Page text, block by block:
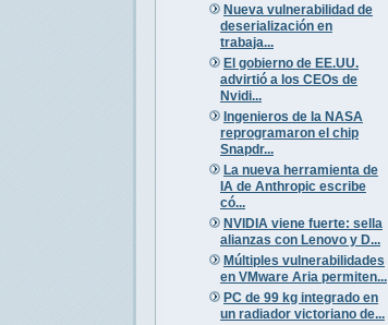
Nueva vulnerabilidad de
deserialización en
trabaja...
El gobierno de EE.UU.
advirtió a los CEOs de
Nvidi...
Ingenieros de la NASA
reprogramaron el chip
Snapdr...
La nueva herramienta de
IA de Anthropic escribe
có...
NVIDIA viene fuerte: sella
alianzas con Lenovo y D...
Múltiples vulnerabilidades
en VMware Aria permiten...
PC de 99 kg integrado en
un radiador victoriano de...